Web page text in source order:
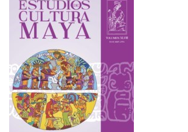
lateral
del
artículo